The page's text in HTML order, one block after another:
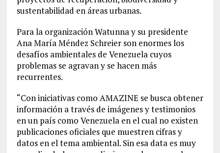
sustentabilidad en áreas urbanas.
Para la organización Watunna y su presidente
Ana María Méndez Schreier son enormes los
desafíos ambientales de Venezuela cuyos
problemas se agravan y se hacen más
recurrentes.
“Con iniciativas como AMAZINE se busca obtener
información a través de imágenes y testimonios
en un país como Venezuela en el cual no existen
publicaciones oficiales que muestren cifras y
datos en el tema ambiental. Sin esa data es muy